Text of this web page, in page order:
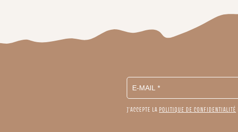
J'ACCEPTE LA POLITIQUE DE CONFIDENTIALITÉ